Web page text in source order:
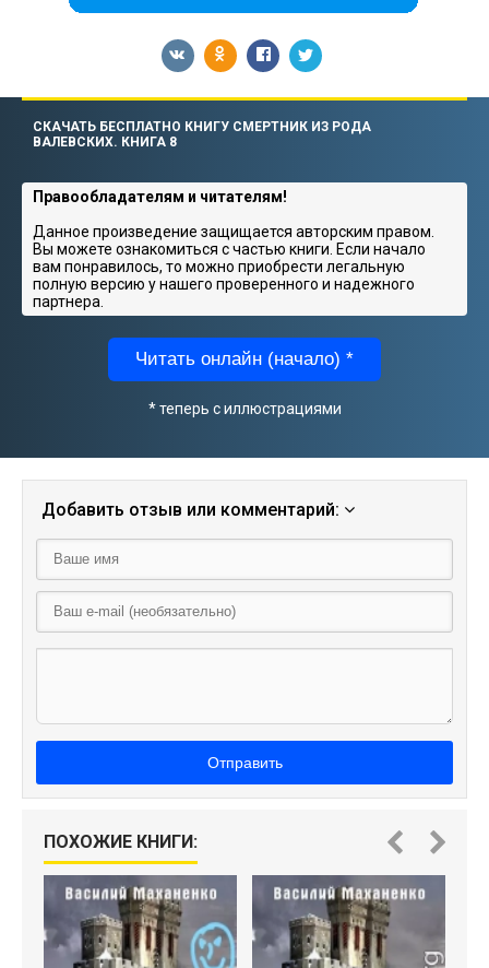
СКАЧАТЬ БЕСПЛАТНО КНИГУ СМЕРТНИК ИЗ РОДА
ВАЛЕВСКИХ. КНИГА 8
Правообладателям и читателям!
Данное произведение защищается авторским правом.
Вы можете ознакомиться с частью книги. Если начало
вам понравилось, то можно приобрести легальную
полную версию у нашего проверенного и надежного
партнера.
Читать онлайн (начало) *
* теперь с иллюстрациями
Добавить отзыв или комментарий:
Отправить
ПОХОЖИЕ КНИГИ: